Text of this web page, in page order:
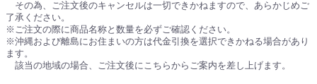
その為、ご注文後のキャンセルは一切できかねますので、あらかじめご
了承ください。
※ご注文の際に商品名称と数量を必ずご確認ください。
※沖縄および離島にお住まいの方は代金引換を選択できかねる場合があり
ます。
該当の地域の場合、ご注文後にこちらからご案内を差し上げます。